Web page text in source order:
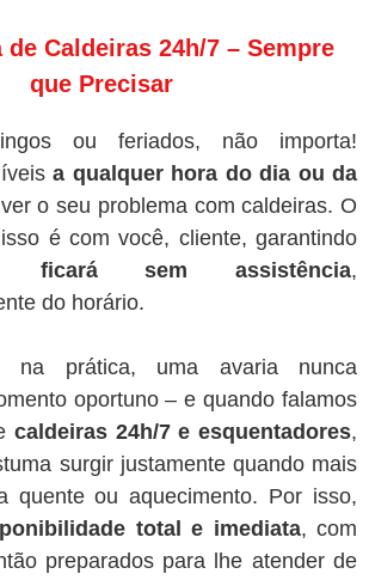
Caldeiras 24h/7 – Sempre
que Precisar
ou feriados, não importa!
a qualquer hora do dia ou da
o seu problema com caldeiras. O
é com você, cliente, garantindo
ficará sem assistência,
do horário.
na prática, uma avaria nunca
oportuno – e quando falamos
caldeiras 24h/7 e esquentadores,
surgir justamente quando mais
quente ou aquecimento. Por isso,
total e imediata, com
preparados para lhe atender de